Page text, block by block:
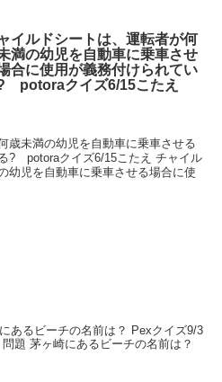
イルドシートは、運転者が何
満の幼児を自動車に乗車させ
合に使用が義務付けられてい
potoraクイズ6/15こたえ
歳未満の幼児を自動車に乗車させる
? potoraクイズ6/15こたえ チャイル
幼児を自動車に乗車させる場合に使
あるビーチの名前は？ Pexクイズ9/3
問題 茅ヶ崎にあるビーチの名前は？